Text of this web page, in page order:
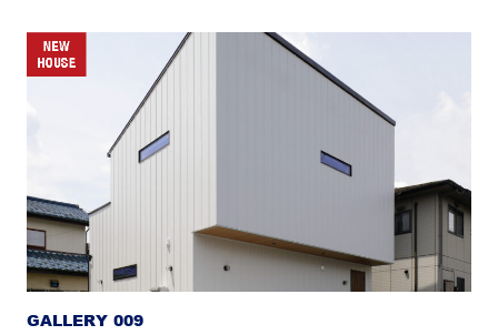
GALLERY 009